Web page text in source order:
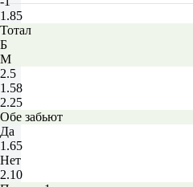
1.85
Тотал
Б
М
2.5
1.58
2.25
Обе забьют
Да
1.65
Нет
2.10